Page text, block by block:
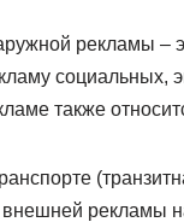
рекламы –
социальных,
также
рекламы